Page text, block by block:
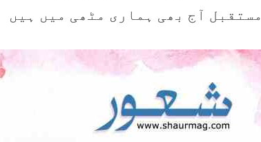
مستقبل آج بھی ہماری مٹھی میں ہیں